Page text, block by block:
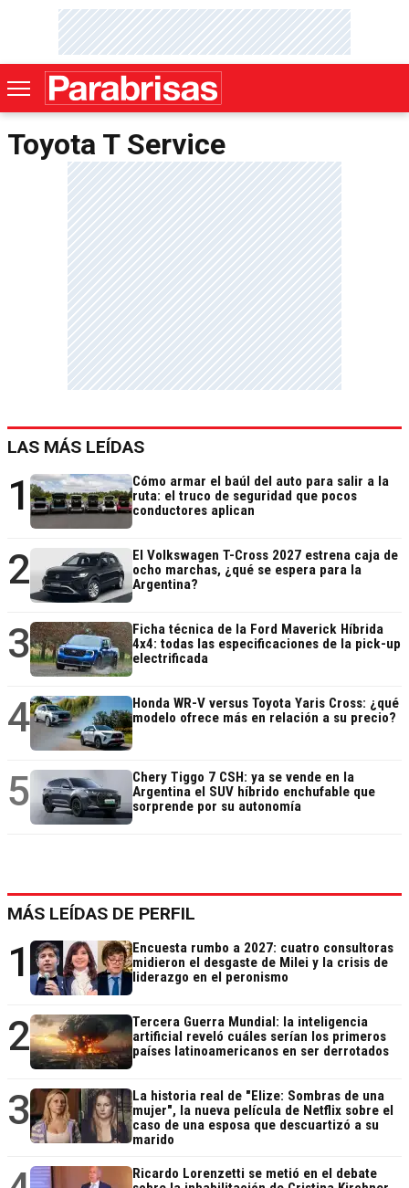
Toyota T Service
LAS MÁS LEÍDAS
1
Cómo armar el baúl del auto para salir a la
ruta: el truco de seguridad que pocos
conductores aplican
2
El Volkswagen T-Cross 2027 estrena caja de
ocho marchas, ¿qué se espera para la
Argentina?
3
Ficha técnica de la Ford Maverick Híbrida
4x4: todas las especificaciones de la pick-up
electrificada
4
Honda WR-V versus Toyota Yaris Cross: ¿qué
modelo ofrece más en relación a su precio?
5
Chery Tiggo 7 CSH: ya se vende en la
Argentina el SUV híbrido enchufable que
sorprende por su autonomía
MÁS LEÍDAS DE PERFIL
1
Encuesta rumbo a 2027: cuatro consultoras
midieron el desgaste de Milei y la crisis de
liderazgo en el peronismo
2
Tercera Guerra Mundial: la inteligencia
artificial reveló cuáles serían los primeros
países latinoamericanos en ser derrotados
3
La historia real de "Elize: Sombras de una
mujer", la nueva película de Netflix sobre el
caso de una esposa que descuartizó a su
marido
Ricardo Lorenzetti se metió en el debate